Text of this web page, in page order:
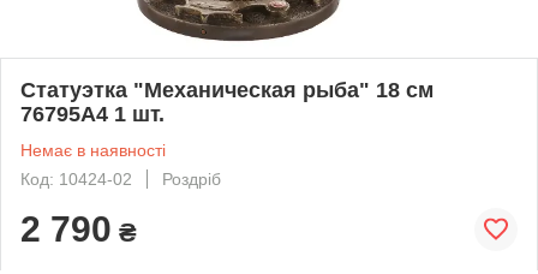
Статуэтка "Механическая рыба" 18 см
76795A4 1 шт.
Немає в наявності
Код: 10424-02
Роздріб
2 790 ₴